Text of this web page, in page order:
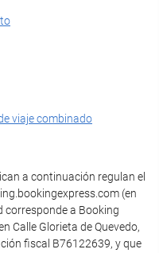
viaje combinado
a continuación regulan el
(en
corresponde a Booking
Calle Glorieta de Quevedo,
fiscal B76122639, y que